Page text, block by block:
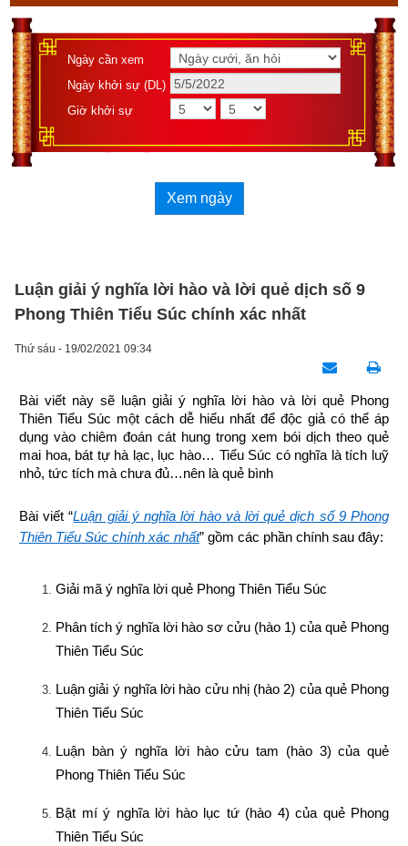
Ngày cần xem
Ngày khởi sự (DL)
Giờ khởi sự
Xem ngày
Luận giải ý nghĩa lời hào và lời quẻ dịch số 9
Phong Thiên Tiểu Súc chính xác nhất
Thứ sáu - 19/02/2021 09:34
Bài viết này sẽ luận giải ý nghĩa lời hào và lời quẻ Phong
Thiên Tiểu Súc một cách dễ hiểu nhất để độc giả có thể áp
dụng vào chiêm đoán cát hung trong xem bói dịch theo quẻ
mai hoa, bát tự hà lạc, lục hào… Tiểu Súc có nghĩa là tích luỹ
nhỏ, tức tích mà chưa đủ…nên là quẻ bình
Bài viết “Luận giải ý nghĩa lời hào và lời quẻ dịch số 9 Phong
Thiên Tiểu Súc chính xác nhất” gồm các phần chính sau đây:
Giải mã ý nghĩa lời quẻ Phong Thiên Tiểu Súc
Phân tích ý nghĩa lời hào sơ cửu (hào 1) của quẻ Phong
Thiên Tiểu Súc
Luận giải ý nghĩa lời hào cửu nhị (hào 2) của quẻ Phong
Thiên Tiểu Súc
Luận bàn ý nghĩa lời hào cửu tam (hào 3) của quẻ
Phong Thiên Tiểu Súc
Bật mí ý nghĩa lời hào lục tứ (hào 4) của quẻ Phong
Thiên Tiểu Súc